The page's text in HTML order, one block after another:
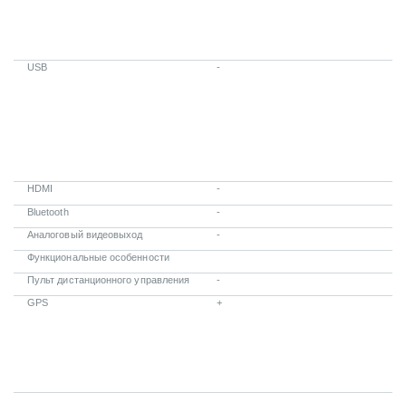
USB -
HDMI -
Bluetooth -
Аналоговый видеовыход -
Функциональные особенности
Пульт дистанционного управления -
GPS +